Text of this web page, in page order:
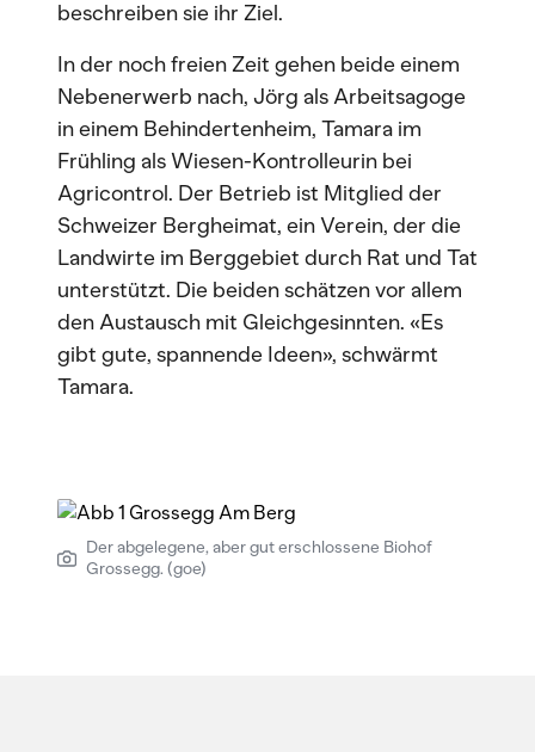
beschreiben sie ihr Ziel.
In der noch freien Zeit gehen beide einem
Nebenerwerb nach, Jörg als Arbeitsagoge
in einem Behindertenheim, Tamara im
Frühling als Wiesen-Kontrolleurin bei
Agricontrol. Der Betrieb ist Mitglied der
Schweizer Bergheimat, ein Verein, der die
Landwirte im Berggebiet durch Rat und Tat
unterstützt. Die beiden schätzen vor allem
den Austausch mit Gleichgesinnten. «Es
gibt gute, spannende Ideen», schwärmt
Tamara.
Der abgelegene, aber gut erschlossene Biohof
Grossegg. (goe)